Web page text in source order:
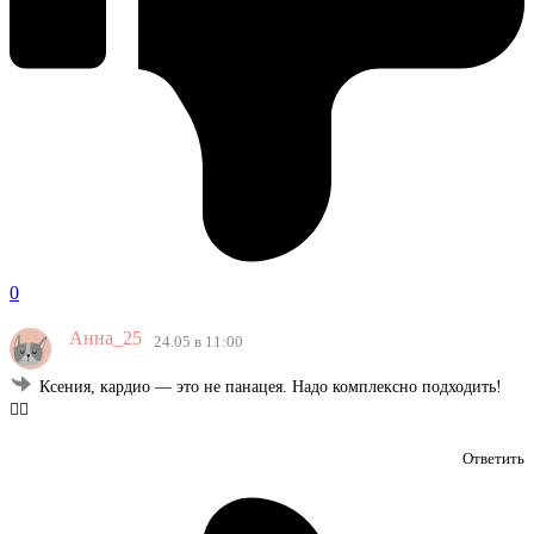
0
Анна_25 24.05 в 11:00
Ксения, кардио — это не панацея. Надо комплексно подходить!
🤷‍♀️
Ответить